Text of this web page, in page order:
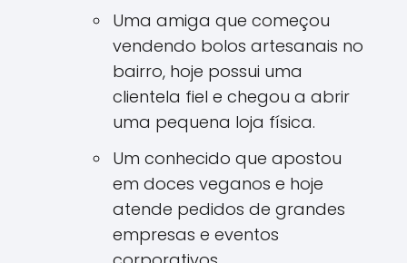
Uma amiga que começou
vendendo bolos artesanais no
bairro, hoje possui uma
clientela fiel e chegou a abrir
uma pequena loja física.
Um conhecido que apostou
em doces veganos e hoje
atende pedidos de grandes
empresas e eventos